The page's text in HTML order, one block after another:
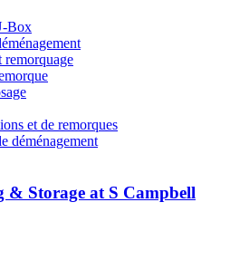
Box
remorquage
et de remorques
déménagement
Storage at S Campbell